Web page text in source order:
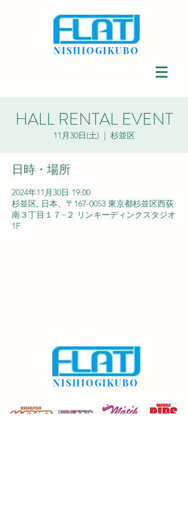
NISHIOGIKUBO
HALL RENTAL EVENT
11月30日(土)
  |
杉並区
日時・場所
2024年11月30日 19:00
杉並区, 日本、〒167-0053 東京都杉並区西荻
南３丁目１７−２ リンキーディンクスタジオ
1F
NISHIOGIKUBO